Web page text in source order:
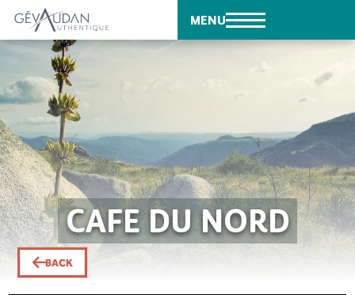
MENU
CAFE DU NORD
BACK